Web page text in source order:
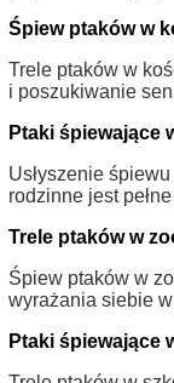
Śpiew ptaków w
Trele ptaków w
i poszukiwanie
Ptaki śpiewające
Usłyszenie
rodzinne jest
Trele ptaków w
Śpiew ptaków w
wyrażania siebie w
Ptaki śpiewające